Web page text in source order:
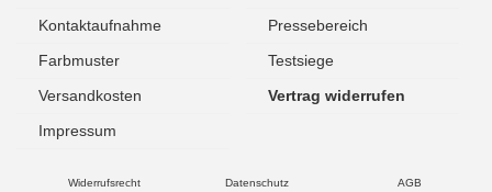
Kontaktaufnahme
Pressebereich
Farbmuster
Testsiege
Versandkosten
Vertrag widerrufen
Impressum
Widerrufsrecht Datenschutz AGB